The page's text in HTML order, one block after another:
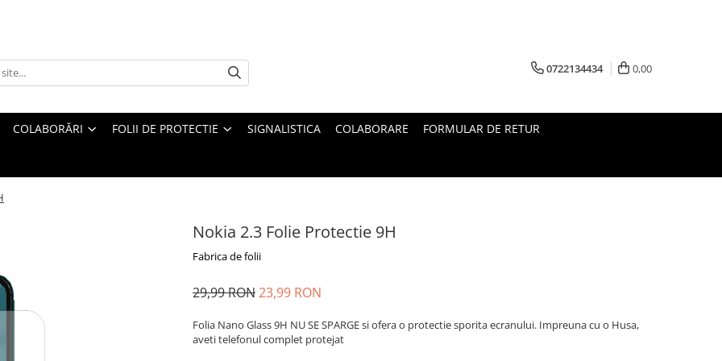
0722134434 0,00
COLABORĂRI FOLII DE PROTECTIE SIGNALISTICA COLABORARE FORMULAR DE RETUR
Nokia 2.3 Folie Protectie 9H
Fabrica de folii
29,99 RON23,99 RON
Folia Nano Glass 9H NU SE SPARGE si ofera o protectie sporita ecranului. Impreuna cu o Husa,
aveti telefonul complet protejat